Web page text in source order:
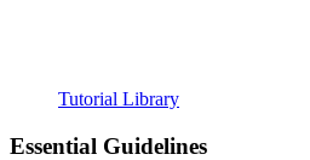
Tutorial Library
Essential Guidelines